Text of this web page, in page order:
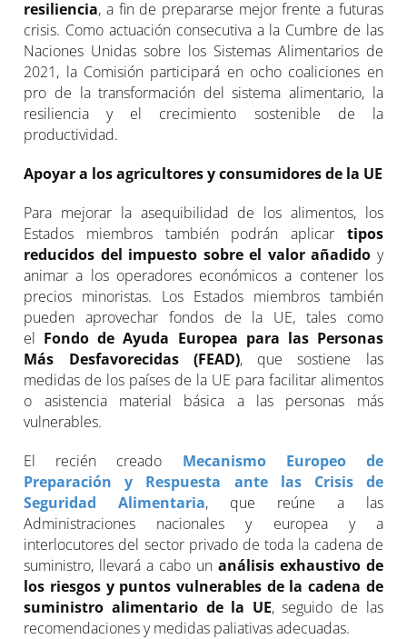
resiliencia, a fin de prepararse mejor frente a futuras
crisis. Como actuación consecutiva a la Cumbre de las
Naciones Unidas sobre los Sistemas Alimentarios de
2021, la Comisión participará en ocho coaliciones en
pro de la transformación del sistema alimentario, la
resiliencia y el crecimiento sostenible de la
productividad.
Apoyar a los agricultores y consumidores de la UE
Para mejorar la asequibilidad de los alimentos, los
Estados miembros también podrán aplicar tipos
reducidos del impuesto sobre el valor añadido y
animar a los operadores económicos a contener los
precios minoristas. Los Estados miembros también
pueden aprovechar fondos de la UE, tales como
el Fondo de Ayuda Europea para las Personas
Más Desfavorecidas (FEAD), que sostiene las
medidas de los países de la UE para facilitar alimentos
o asistencia material básica a las personas más
vulnerables.
El recién creado Mecanismo Europeo de
Preparación y Respuesta ante las Crisis de
Seguridad Alimentaria, que reúne a las
Administraciones nacionales y europea y a
interlocutores del sector privado de toda la cadena de
suministro, llevará a cabo un análisis exhaustivo de
los riesgos y puntos vulnerables de la cadena de
suministro alimentario de la UE, seguido de las
recomendaciones y medidas paliativas adecuadas.